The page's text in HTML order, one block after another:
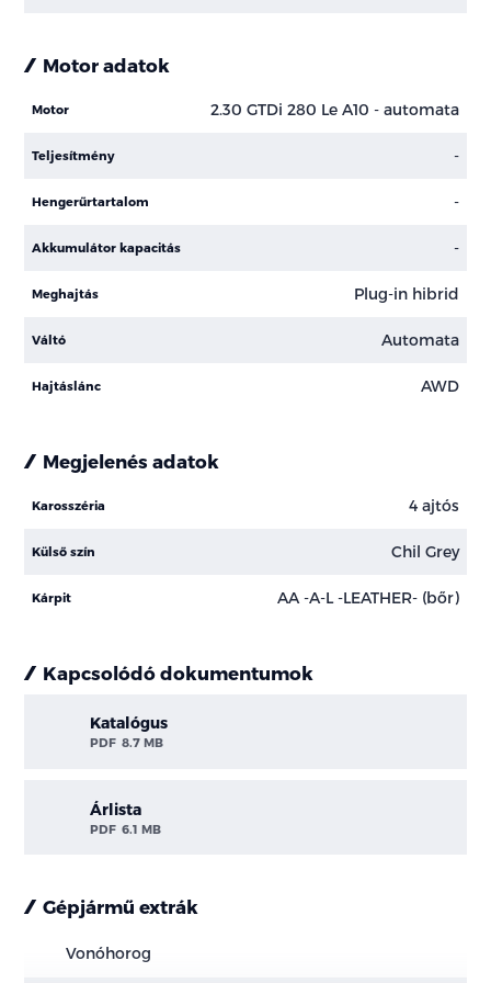
Motor adatok
Motor 2.30 GTDi 280 Le A10 - automata
Teljesítmény -
Hengerűrtartalom -
Akkumulátor kapacitás -
Meghajtás Plug-in hibrid
Váltó Automata
Hajtáslánc AWD
Megjelenés adatok
Karosszéria 4 ajtós
Külső szín Chil Grey
Kárpit AA -A-L -LEATHER- (bőr)
Kapcsolódó dokumentumok
Katalógus
PDF 8.7 MB
Árlista
PDF 6.1 MB
Gépjármű extrák
Vonóhorog